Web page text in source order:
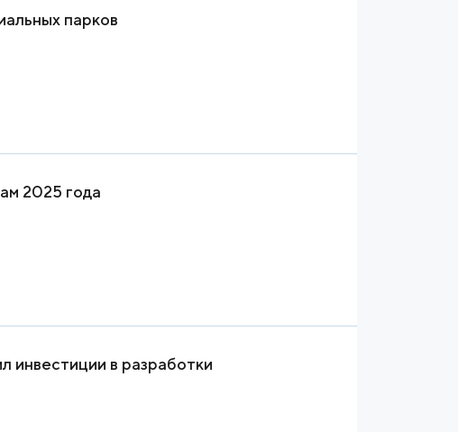
парков
2025 года
инвестиции в разработки